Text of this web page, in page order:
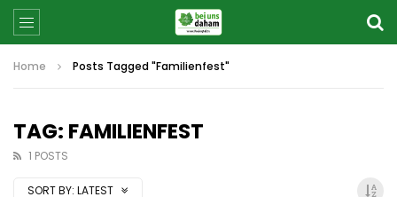
Home Posts Tagged "Familienfest"
TAG: FAMILIENFEST
1 POSTS
SORT BY: LATEST